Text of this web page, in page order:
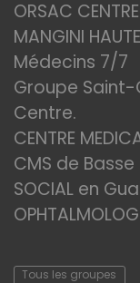
ORSAC
MANGINI
Médecins 7/7
Groupe
Centre.
CENTRE
CMS de Basse
SOCIAL en
Tous les groupes